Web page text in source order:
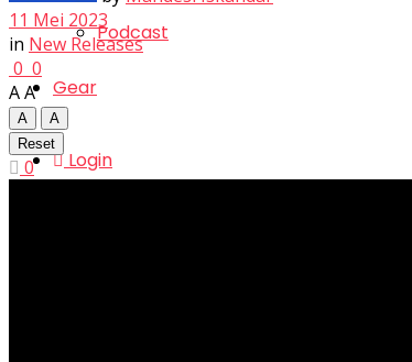
Podcast
Gear
Login
11 Mei 2023
in New Releases
0 0
AA
A
A
Reset
0